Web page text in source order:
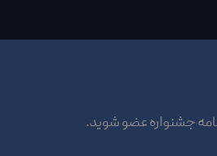
جشنواره عضو شوید.